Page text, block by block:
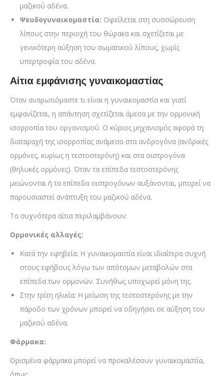
μαζικού αδένα.
Ψευδογυναικομαστία: Οφείλεται στη συσσώρευση
λίπους στην περιοχή του θώρακα και σχετίζεται με
γενικότερη αύξηση του σωματικού λίπους, χωρίς
υπερτροφία του αδένα.
Αίτια εμφάνισης γυναικομαστίας
Όταν αναρωτιόμαστε τι είναι η γυναικομαστία και γιατί
εμφανίζεται, η απάντηση σχετίζεται άμεσα με την ορμονική
ισορροπία του οργανισμού. Ο κύριος μηχανισμός αφορά τη
διαταραχή της ισορροπίας ανάμεσα στα ανδρογόνα (ανδρικές
ορμόνες, κυρίως η τεστοστερόνη) και στα οιστρογόνα
(θηλυκές ορμόνες). Όταν τα επίπεδα τεστοστερόνης
μειώνονται ή τα επίπεδα οιστρογόνων αυξάνονται, μπορεί να
παρουσιαστεί ανάπτυξη του μαζικού αδένα.
Τα συχνότερα αίτια περιλαμβάνουν:
Ορμονικές αλλαγές:
Κατά την εφηβεία: Η γυναικομαστία είναι ιδιαίτερα συχνή
στους εφήβους λόγω των απότομων μεταβολών στα
επίπεδα των ορμονών. Συνήθως υποχωρεί μόνη της.
Στην τρίτη ηλικία: Η μείωση της τεστοστερόνης με την
πάροδο των χρόνων μπορεί να οδηγήσει σε αύξηση του
μαζικού αδένα.
Φάρμακα:
Ορισμένα φάρμακα μπορεί να προκαλέσουν γυναικομαστία,
όπως: